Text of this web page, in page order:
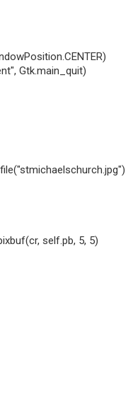
.CENTER)
, Gtk.main_quit)
("stmichaelschurch.jpg")
(cr, self.pb, 5, 5)